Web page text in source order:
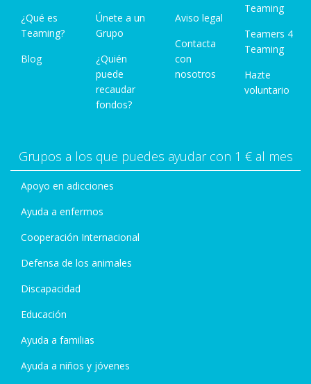
¿Qué es
Teaming?
Blog
Únete a un
Grupo
¿Quién
puede
recaudar
fondos?
Aviso legal
Contacta
con
nosotros
Teaming
Teamers 4
Teaming
Hazte
voluntario
Grupos a los que puedes ayudar con 1 € al mes
Apoyo en adicciones
Ayuda a enfermos
Cooperación Internacional
Defensa de los animales
Discapacidad
Educación
Ayuda a familias
Ayuda a niños y jóvenes